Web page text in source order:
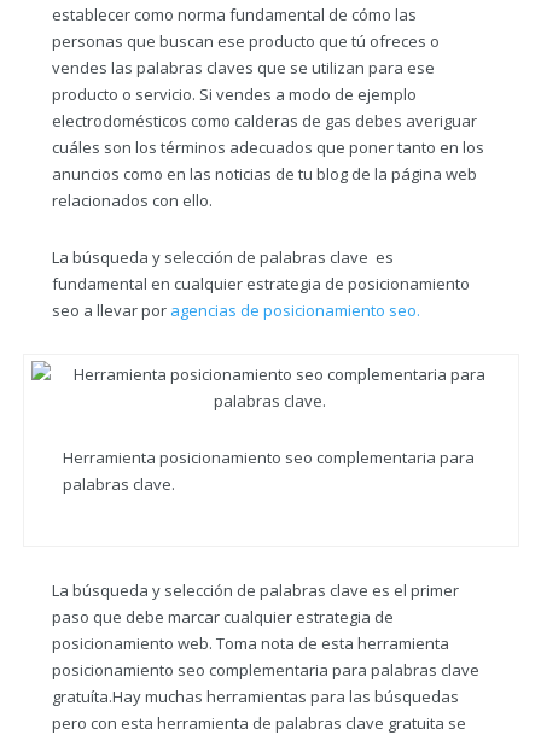
establecer como norma fundamental de cómo las
personas que buscan ese producto que tú ofreces o
vendes las palabras claves que se utilizan para ese
producto o servicio. Si vendes a modo de ejemplo
electrodomésticos como calderas de gas debes averiguar
cuáles son los términos adecuados que poner tanto en los
anuncios como en las noticias de tu blog de la página web
relacionados con ello.
La búsqueda y selección de palabras clave es
fundamental en cualquier estrategia de posicionamiento
seo a llevar por agencias de posicionamiento seo.
Herramienta posicionamiento seo complementaria para
palabras clave.
La búsqueda y selección de palabras clave es el primer
paso que debe marcar cualquier estrategia de
posicionamiento web. Toma nota de esta herramienta
posicionamiento seo complementaria para palabras clave
gratuíta.Hay muchas herramientas para las búsquedas
pero con esta herramienta de palabras clave gratuita se